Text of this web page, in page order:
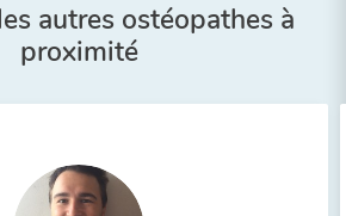
autres ostéopathes à
proximité